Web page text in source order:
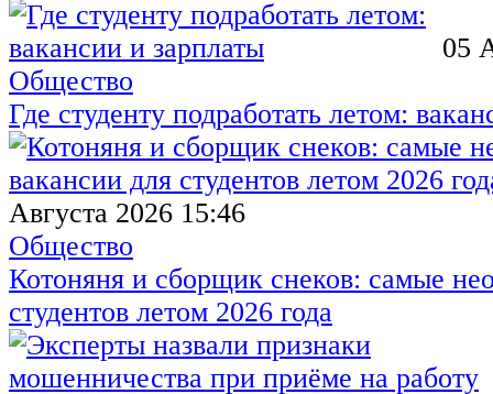
05
Общество
Где студенту подработать летом:
Августа 2026 15:46
Общество
Котоняня и сборщик снеков: самые
студентов летом 2026 года